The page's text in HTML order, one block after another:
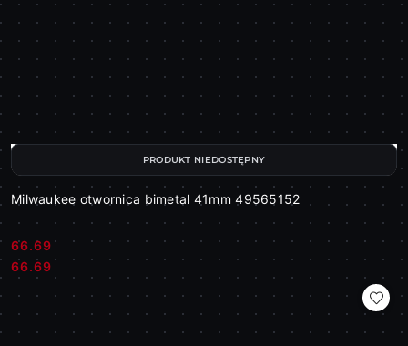
Milwaukee otwornica bimetal 41mm 49565152
Cena:
66.69
Cena:
66.69
PRODUKT NIEDOSTĘPNY